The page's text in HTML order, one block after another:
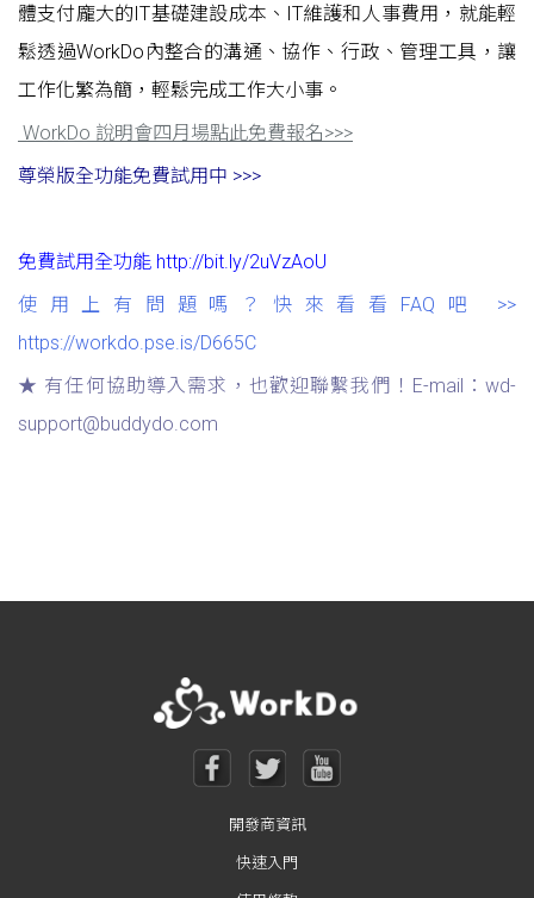
體支付龐大的IT基礎建設成本、IT維護和人事費用，就能輕
鬆透過WorkDo內整合的溝通、協作、行政、管理工具，讓
工作化繁為簡，輕鬆完成工作大小事。
WorkDo 說明會四月場點此免費報名>>>
尊榮版全功能免費試用中 >>>
免費試用全功能 http://bit.ly/2uVzAoU
使用上有問題嗎？快來看看FAQ吧 >>
https://workdo.pse.is/D665C
★ 有任何協助導入需求，也歡迎聯繫我們！E-mail：wd-
support@buddydo.com
開發商資訊
快速入門